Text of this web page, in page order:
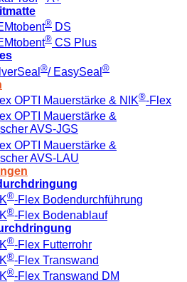
® DS
® CS Plus
®/ EasySeal ®
OPTI Mauerstärke & NIK®-Flex
OPTI Mauerstärke &
AVS-JGS
OPTI Mauerstärke &
AVS-LAU
®-Flex Bodendurchführung
®-Flex Bodenablauf
®-Flex Futterrohr
®-Flex Transwand
®-Flex Transwand DM